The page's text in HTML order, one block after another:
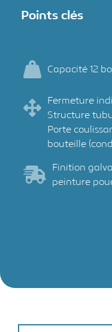
Points clés
Capacité 12
Fermeture
Structure
Porte
bouteille
Finition
peinture